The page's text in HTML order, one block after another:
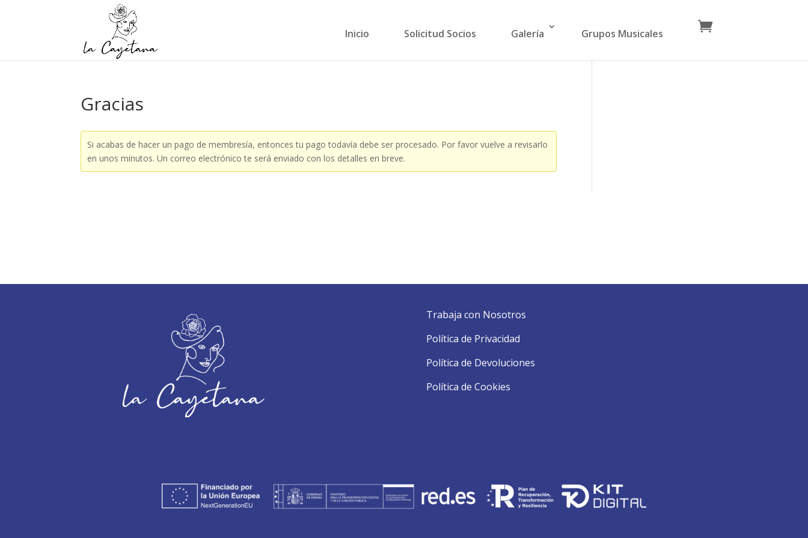
Inicio Solicitud Socios Galería Grupos Musicales
Gracias
Si acabas de hacer un pago de membresía, entonces tu pago todavía debe ser procesado. Por favor vuelve a revisarlo
en unos minutos. Un correo electrónico te será enviado con los detalles en breve.
Trabaja con Nosotros
Política de Privacidad
Política de Devoluciones
Política de Cookies